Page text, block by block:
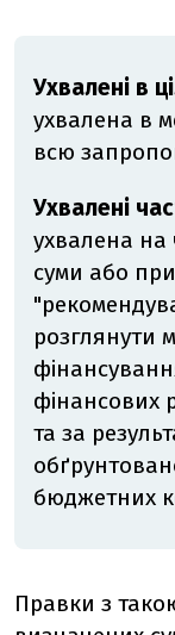
Ухвалені в
ухвалена в
всю
Ухвалені
ухвалена на
суми або
розглянути
фінансових
та за
бюджетних
Правки з